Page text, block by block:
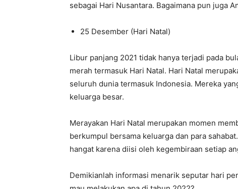
sebagai Hari Nusantara. Bagaimana pun juga
25 Desember (Hari Natal)
Libur panjang 2021 tidak hanya terjadi pada
merah termasuk Hari Natal. Hari Natal
seluruh dunia termasuk Indonesia. Mereka
keluarga besar.
Merayakan Hari Natal merupakan momen
berkumpul bersama keluarga dan para
hangat karena diisi oleh kegembiraan setiap
Demikianlah informasi menarik seputar hari